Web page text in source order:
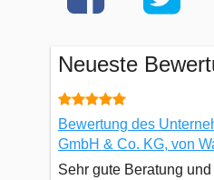
Neueste
Bewertung des
GmbH & Co. KG, von
Sehr gute Beratung